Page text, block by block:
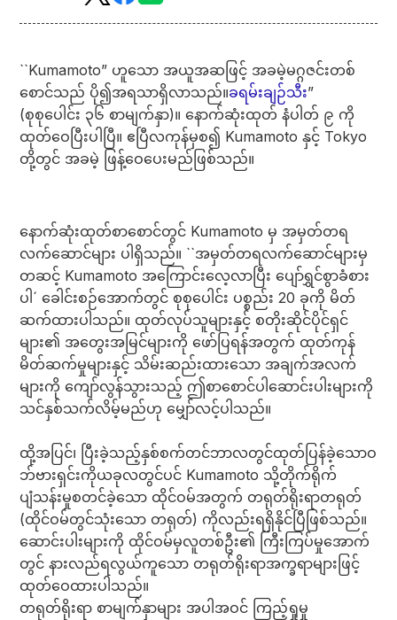
``Kumamoto” ဟူသော အယူအဆဖြင့် အခမဲ့မဂ္ဂဇင်းတစ်
စောင်သည် ပို၍အရသာရှိလာသည်။ခရမ်းချဉ်သီး”
(စုစုပေါင်း ၃၆ စာမျက်နှာ)။ နောက်ဆုံးထုတ် နံပါတ် ၉ ကို
ထုတ်ဝေပြီးပါပြီ။ ဧပြီလကုန်မှစ၍ Kumamoto နှင့် Tokyo
တို့တွင် အခမဲ့ ဖြန့်ဝေပေးမည်ဖြစ်သည်။
နောက်ဆုံးထုတ်စာစောင်တွင် Kumamoto မှ အမှတ်တရ
လက်ဆောင်များ ပါရှိသည်။ ``အမှတ်တရလက်ဆောင်များမှ
တဆင့် Kumamoto အကြောင်းလေ့လာပြီး ပျော်ရွှင်စွာခံစား
ပါ´ ခေါင်းစဉ်အောက်တွင် စုစုပေါင်း ပစ္စည်း 20 ခုကို မိတ်
ဆက်ထားပါသည်။ ထုတ်လုပ်သူများနှင့် စတိုးဆိုင်ပိုင်ရှင်
များ၏ အတွေးအမြင်များကို ဖော်ပြရန်အတွက် ထုတ်ကုန်
မိတ်ဆက်မှုများနှင့် သိမ်းဆည်းထားသော အချက်အလက်
များကို ကျော်လွန်သွားသည့် ဤစာစောင်ပါဆောင်းပါးများကို
သင်နှစ်သက်လိမ့်မည်ဟု မျှော်လင့်ပါသည်။
ထို့အပြင်၊ ပြီးခဲ့သည့်နှစ်စက်တင်ဘာလတွင်ထုတ်ပြန်ခဲ့သောဝ
ဘ်ဗားရှင်းကိုယခုလတွင်ပင် Kumamoto သို့တိုက်ရိုက်
ပျံသန်းမှုစတင်ခဲ့သော ထိုင်ဝမ်အတွက် တရုတ်ရိုးရာတရုတ်
(ထိုင်ဝမ်တွင်သုံးသော တရုတ်) ကိုလည်းရရှိနိုင်ပြီဖြစ်သည်။
ဆောင်းပါးများကို ထိုင်ဝမ်မှလူတစ်ဦး၏ ကြီးကြပ်မှုအောက်
တွင် နားလည်ရလွယ်ကူသော တရုတ်ရိုးရာအက္ခရာများဖြင့်
ထုတ်ဝေထားပါသည်။
တရုတ်ရိုးရာ စာမျက်နှာများ အပါအဝင် ကြည့်ရှုမှု